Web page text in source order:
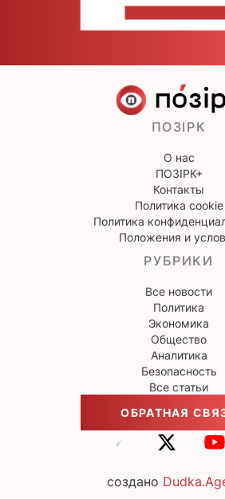
ПОЗІРК
О нас
ПОЗІРК+
Контакты
Политика cookie
Политика
Положения и
РУБРИКИ
Все новости
Политика
Экономика
Общество
Аналитика
Безопасность
Все статьи
ОБРАТНАЯ
создано